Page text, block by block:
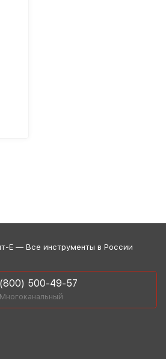
Е — Все инструменты в России
500-49-57
Многоканальный